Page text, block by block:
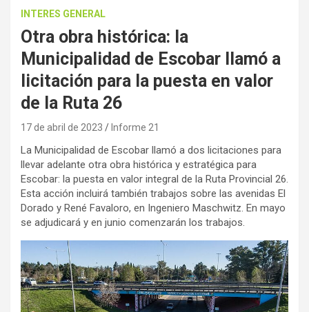
INTERES GENERAL
Otra obra histórica: la
Municipalidad de Escobar llamó a
licitación para la puesta en valor
de la Ruta 26
17 de abril de 2023 Informe 21
La Municipalidad de Escobar llamó a dos licitaciones para
llevar adelante otra obra histórica y estratégica para
Escobar: la puesta en valor integral de la Ruta Provincial 26.
Esta acción incluirá también trabajos sobre las avenidas El
Dorado y René Favaloro, en Ingeniero Maschwitz. En mayo
se adjudicará y en junio comenzarán los trabajos.